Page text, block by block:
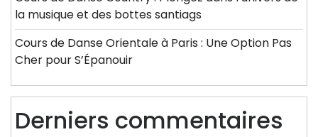
la musique et des bottes santiags
Cours de Danse Orientale à Paris : Une Option Pas
Cher pour S’Épanouir
Derniers commentaires